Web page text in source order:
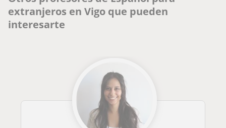
extranjeros en Vigo que pueden
interesarte